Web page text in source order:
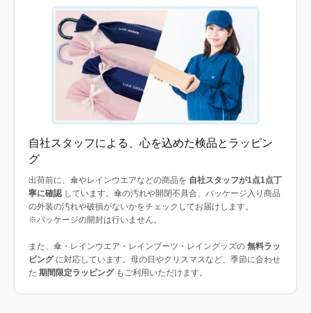
自社スタッフによる、心を込めた検品とラッピン
グ
出荷前に、傘やレインウエアなどの商品を 自社スタッフが1点1点丁
寧に確認 しています。傘の汚れや開閉不具合、パッケージ入り商品
の外装の汚れや破損がないかをチェックしてお届けします。
※パッケージの開封は行いません。
また、傘・レインウエア・レインブーツ・レイングッズの 無料ラッ
ピングに対応しています。母の日やクリスマスなど、季節に合わせ
た 期間限定ラッピングもご利用いただけます。